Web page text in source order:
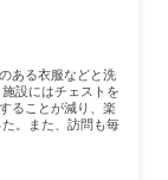
ある衣服などと洗
設にはチェストを
ることが減り、楽
。また、訪問も毎